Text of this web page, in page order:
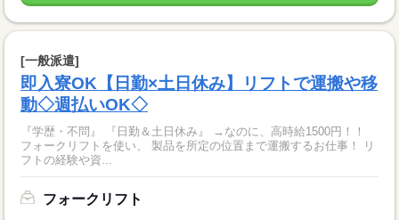
[一般派遣]
即入寮OK【日勤×土日休み】リフトで運搬や移
動◇週払いOK◇
『学歴・不問』 『日勤＆土日休み』 →なのに、高時給1500円！！
フォークリフトを使い、 製品を所定の位置まで運搬するお仕事！ リ
フトの経験や資...
フォークリフト